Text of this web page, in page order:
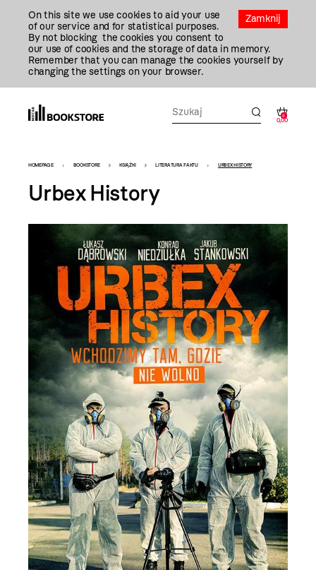
Zamknij
On this site we use cookies to aid your use
of our service and for statistical purposes.
By not blocking the cookies you consent to
our use of cookies and the storage of data in memory.
Remember that you can manage the cookies yourself by
changing the settings on your browser.
0
0,00
Bookstore
-
szablon
szczegóły
HOMEPAGE BOOKSTORE KSIĄŻKI LITERATURA FAKTU URBEX HISTORY
Urbex History